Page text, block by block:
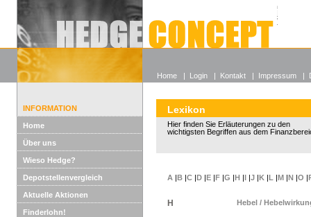
Alle
Wieso
INFORMATION
Home
Über uns
Wieso Hedge?
Depotstellenvergleich
Aktuelle Aktionen
Finderlohn!
Lexikon
Hier finden Sie Erläuterungen zu den
wichtigsten Begriffen aus dem
A |B |C |D |E |F |G |H |I |J |K |L |M |N |O |
H Hebel /
Home | Login | Kontakt | Impressum |